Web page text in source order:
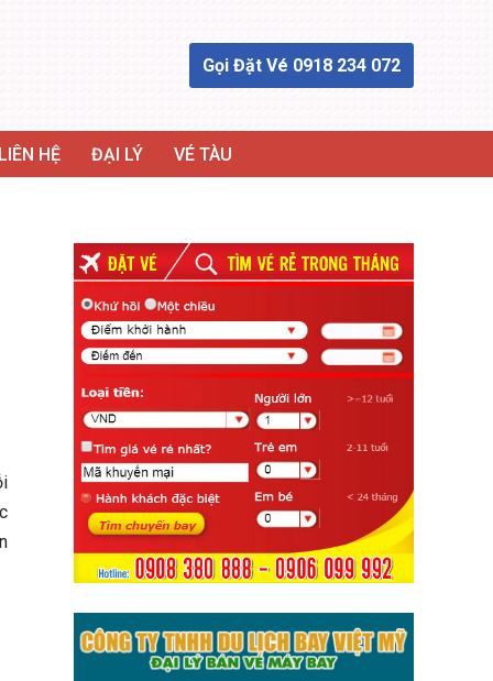
Gọi Đặt Vé 0918 234 072
HỆ ĐẠI LÝ VÉ TÀU